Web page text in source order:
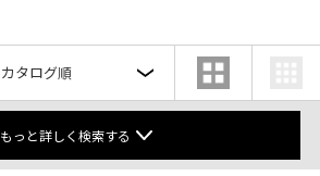
もっと詳しく検索する